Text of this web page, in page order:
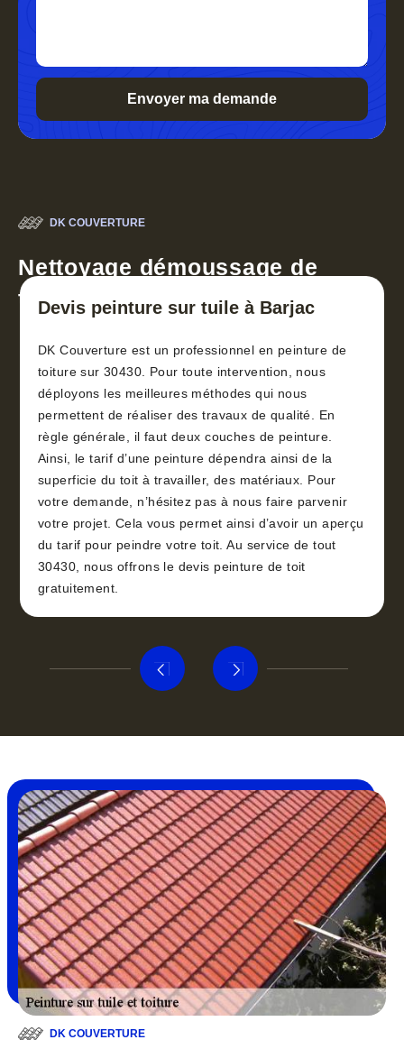
DK COUVERTURE
Nettoyage démoussage de
toiture 30
Devis peinture sur tuile à Barjac
DK Couverture est un professionnel en peinture de
toiture sur 30430. Pour toute intervention, nous
déployons les meilleures méthodes qui nous
permettent de réaliser des travaux de qualité. En
règle générale, il faut deux couches de peinture.
Ainsi, le tarif d’une peinture dépendra ainsi de la
superficie du toit à travailler, des matériaux. Pour
votre demande, n’hésitez pas à nous faire parvenir
votre projet. Cela vous permet ainsi d’avoir un aperçu
du tarif pour peindre votre toit. Au service de tout
30430, nous offrons le devis peinture de toit
gratuitement.
DK COUVERTURE